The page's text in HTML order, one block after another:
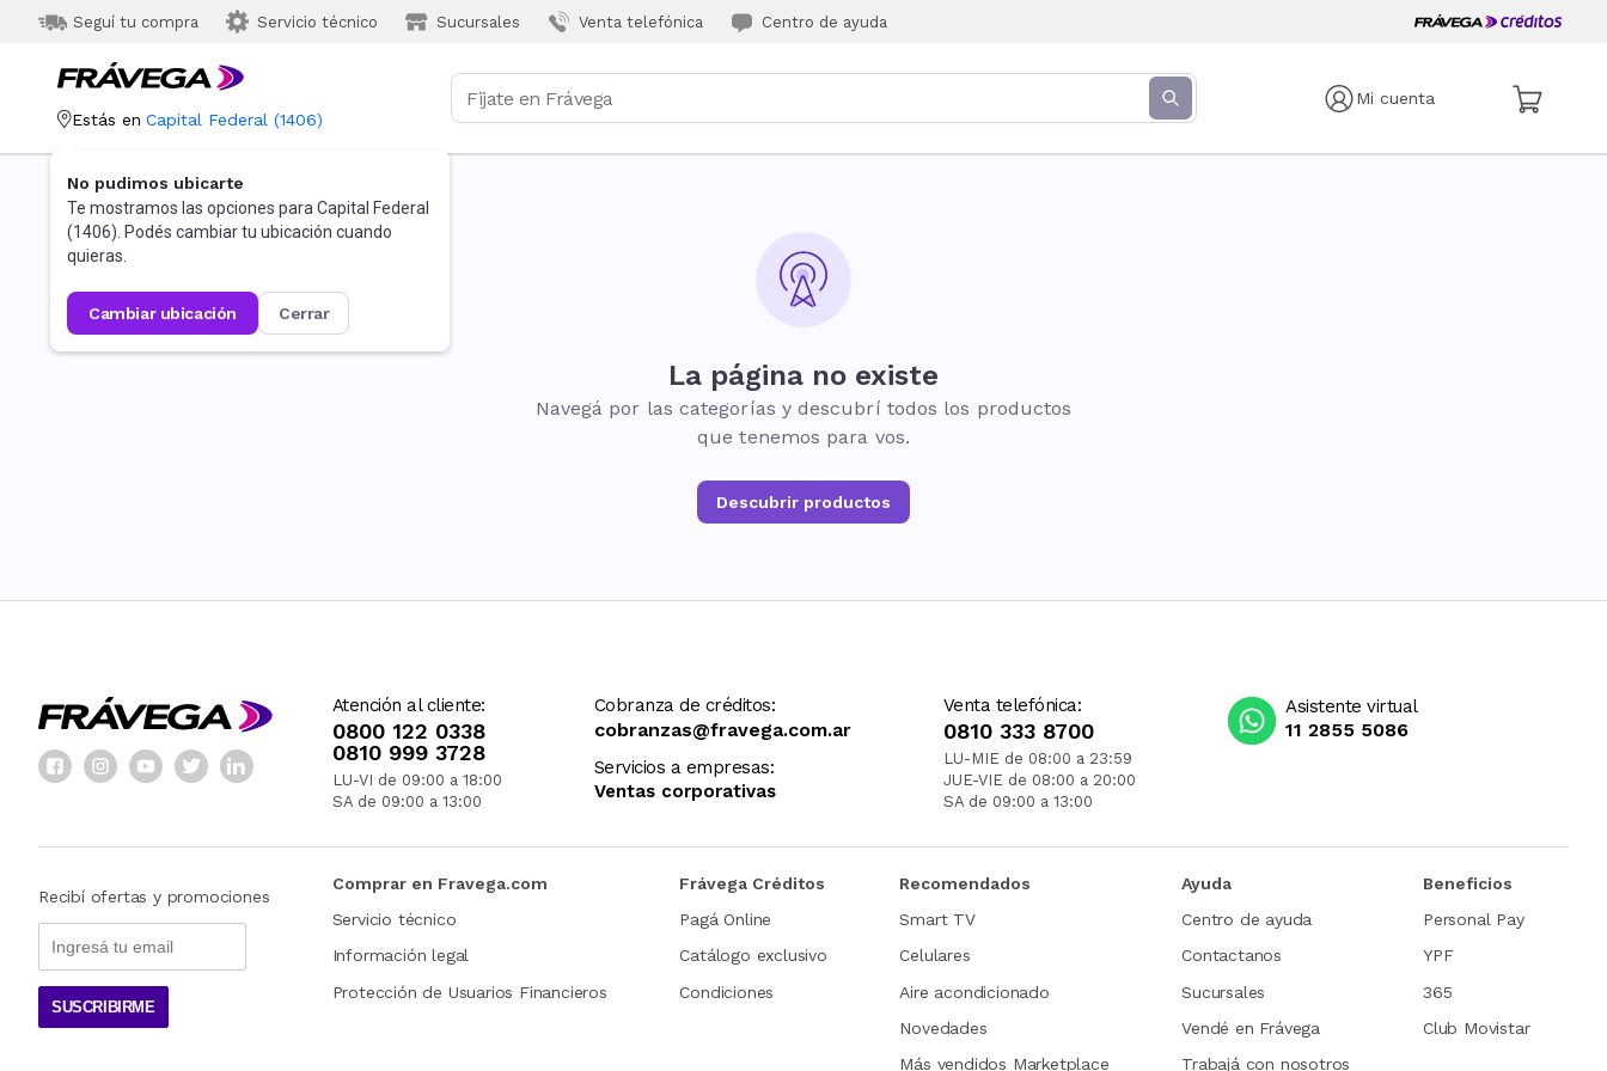
Seguí tu compra Servicio técnico Sucursales Venta telefónica Centro de ayuda
Mi cuenta
Estás en Capital Federal (1406)
No pudimos ubicarte
Te mostramos las opciones para Capital Federal
(1406). Podés cambiar tu ubicación cuando
quieras.
cambiar ubicación cerrar
La página no existe
Navegá por las categorías y descubrí todos los productos
que tenemos para vos.
Descubrir productos
Atención al cliente:
0800 122 0338
0810 999 3728
LU-VI de 09:00 a 18:00
SA de 09:00 a 13:00
Cobranza de créditos:
cobranzas@fravega.com.ar
Servicios a empresas:
Ventas corporativas
Venta telefónica:
0810 333 8700
LU-MIE de 08:00 a 23:59
JUE-VIE de 08:00 a 20:00
SA de 09:00 a 13:00
Asistente virtual
11 2855 5086
Recibí ofertas y promociones
SUSCRIBIRME
Comprar en Fravega.com
Servicio técnico
Información legal
Protección de Usuarios Financieros
Frávega Créditos
Pagá Online
Catálogo exclusivo
Condiciones
Recomendados
Smart TV
Celulares
Aire acondicionado
Novedades
Más vendidos Marketplace
Ayuda
Centro de ayuda
Contactanos
Sucursales
Vendé en Frávega
Trabajá con nosotros
Beneficios
Personal Pay
YPF
365
Club Movistar